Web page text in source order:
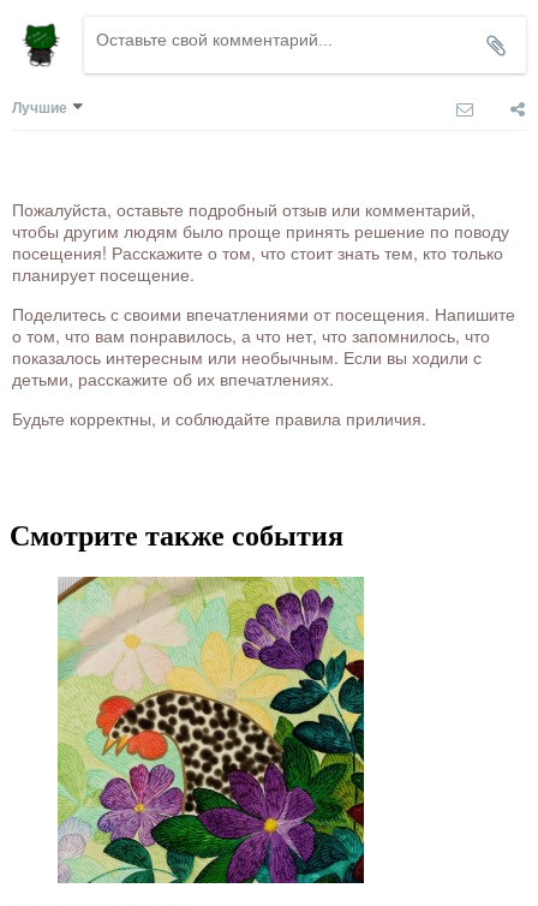
Лучшие
Пожалуйста, оставьте подробный отзыв или комментарий,
чтобы другим людям было проще принять решение по поводу
посещения! Расскажите о том, что стоит знать тем, кто только
планирует посещение.
Поделитесь с своими впечатлениями от посещения. Напишите
о том, что вам понравилось, а что нет, что запомнилось, что
показалось интересным или необычным. Если вы ходили с
детьми, расскажите об их впечатлениях.
Будьте корректны, и соблюдайте правила приличия.
Смотрите также события